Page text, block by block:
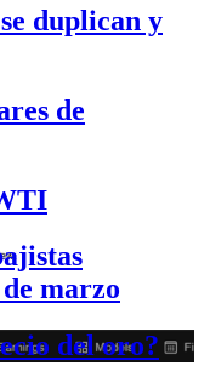
duplican y
de
marzo
del oro?